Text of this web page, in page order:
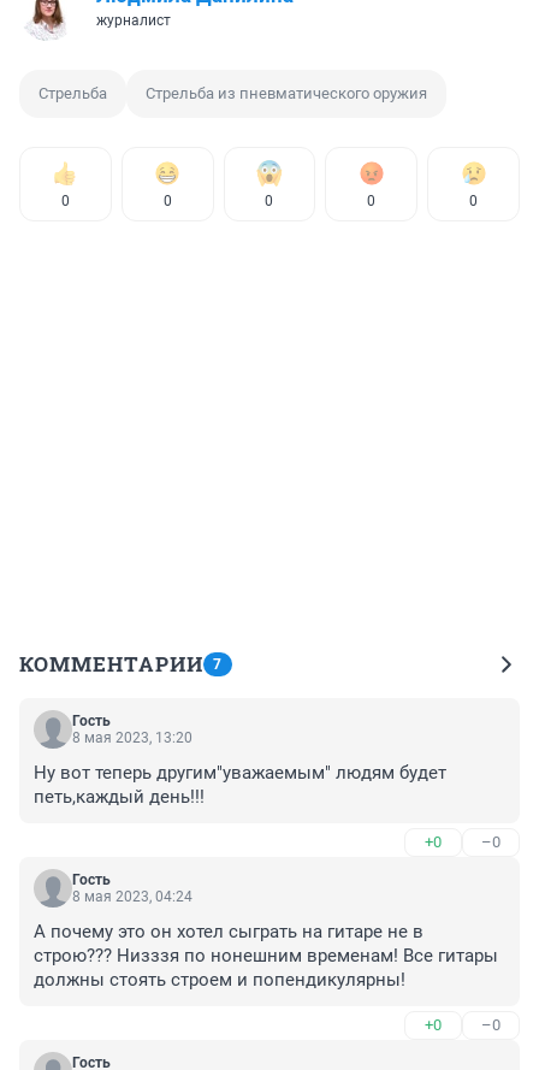
журналист
Стрельба Стрельба из пневматического оружия
0 0 0 0 0
КОММЕНТАРИИ 7
Гость
8 мая 2023, 13:20
Ну вот теперь другим"уважаемым" людям будет
петь,каждый день!!!
+0 –0
Гость
8 мая 2023, 04:24
А почему это он хотел сыграть на гитаре не в
строю??? Низззя по нонешним временам! Все гитары
должны стоять строем и попендикулярны!
+0 –0
Гость